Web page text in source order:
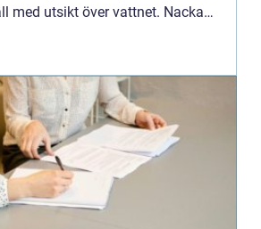
med utsikt över vattnet. Nacka